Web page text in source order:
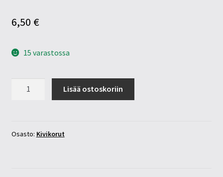
6,50 €
15 varastossa
Lisää ostoskoriin
Osasto: Kivikorut